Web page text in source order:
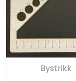
Bystrikk